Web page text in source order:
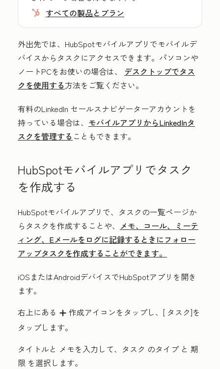
すべての製品とプラン
外出先では、HubSpotモバイルアプリでモバイルデ
バイスからタスクにアクセスできます。パソコンや
ノートPCをお使いの場合は、 デスクトップでタス
クを使用する方法をご覧ください。
有料のLinkedIn セールスナビゲーターアカウントを
持っている場合は、 モバイルアプリからLinkedInタ
スクを管理する こともできます。
HubSpotモバイルアプリでタスク
を作成する
HubSpotモバイルアプリで、タスクの一覧ページか
らタスクを作成することや、 メモ、コール、ミーテ
ィング、Eメールをログに記録するときにフォロー
アップタスクを作成することができます。
iOSまたはAndroidデバイスでHubSpotアプリを開き
ます。
右上にある add 作成アイコンをタップし、[ タスク]を
タップします。
タイトルと メモを入力して、タスク のタイプ と 期
限 を選択します。